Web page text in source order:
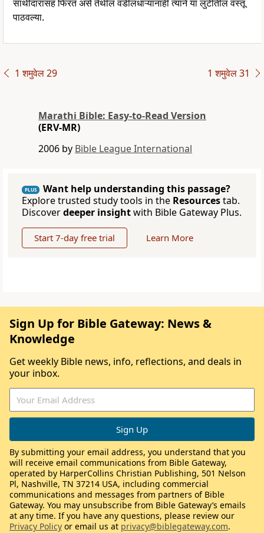
साथीदारांसह फिरत असे तेथील वडीलधाऱ्यांनाही त्याने या लुटीतील वस्तू
पाठवल्या.
1 शमुवेल 29 1 शमुवेल 31
Marathi Bible: Easy-to-Read Version
(ERV-MR)
2006 by Bible League International
PLUS
Want help understanding this passage?
Explore trusted study tools in the Resourcestab.
Discoverdeeper insightwith Bible Gateway Plus.
Start 7-day free trial Learn More
Sign Up for Bible Gateway: News &
Knowledge
Get weekly Bible news, info, reflections, and deals in
your inbox.
By submitting your email address, you understand that you
will receive email communications from Bible Gateway,
operated by HarperCollins Christian Publishing, 501 Nelson
Pl, Nashville, TN 37214 USA, including commercial
communications and messages from partners of Bible
Gateway. You may unsubscribe from Bible Gateway’s emails
at any time. If you have any questions, please review our
Privacy Policy or email us at privacy@biblegateway.com.